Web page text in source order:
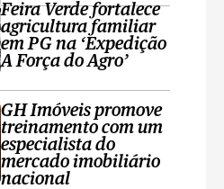
Feira Verde fortalece
agricultura familiar
em PG na ‘Expedição
A Força do Agro’
GH Imóveis promove
treinamento com um
especialista do
mercado imobiliário
nacional